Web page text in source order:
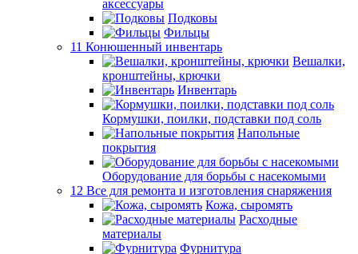
аксессуары
Подковы
Фильцы
11 Конюшенный инвентарь
Вешалки,
кронштейны, крючки
Инвентарь
Кормушки, поилки, подставки под соль
Напольные
покрытия
Оборудование для борьбы с насекомыми
12 Все для ремонта и изготовления снаряжения
Кожа, сыромять
Расходные
материалы
Фурнитура